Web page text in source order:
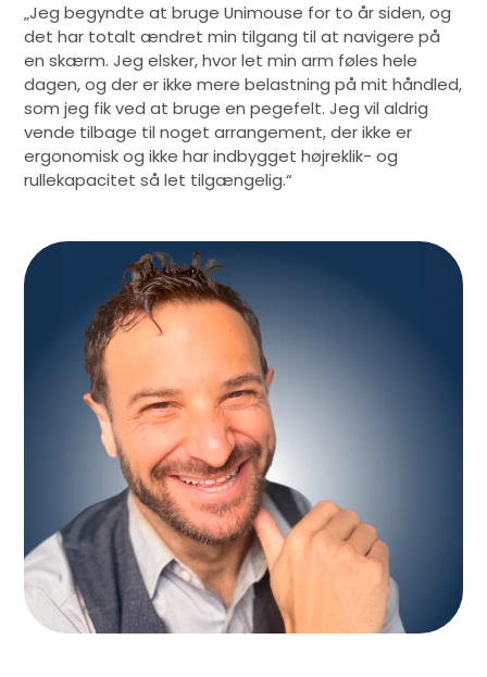
„Jeg begyndte at bruge Unimouse for to år siden, og
det har totalt ændret min tilgang til at navigere på
en skærm. Jeg elsker, hvor let min arm føles hele
dagen, og der er ikke mere belastning på mit håndled,
som jeg fik ved at bruge en pegefelt. Jeg vil aldrig
vende tilbage til noget arrangement, der ikke er
ergonomisk og ikke har indbygget højreklik- og
rullekapacitet så let tilgængelig.“